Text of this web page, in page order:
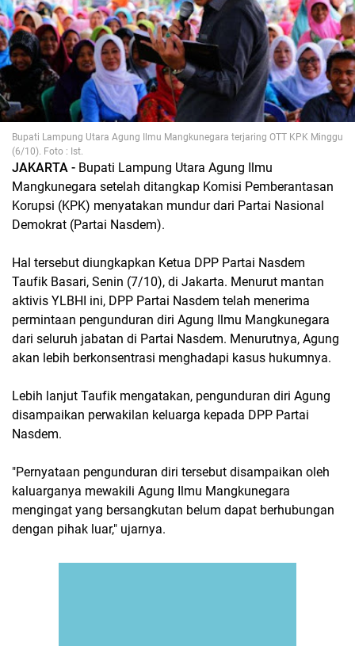
Bupati Lampung Utara Agung Ilmu Mangkunegara terjaring OTT KPK Minggu
(6/10). Foto : Ist.
JAKARTA - Bupati Lampung Utara Agung Ilmu
Mangkunegara setelah ditangkap Komisi Pemberantasan
Korupsi (KPK) menyatakan mundur dari Partai Nasional
Demokrat (Partai Nasdem).
Hal tersebut diungkapkan Ketua DPP Partai Nasdem
Taufik Basari, Senin (7/10), di Jakarta. Menurut mantan
aktivis YLBHI ini, DPP Partai Nasdem telah menerima
permintaan pengunduran diri Agung Ilmu Mangkunegara
dari seluruh jabatan di Partai Nasdem. Menurutnya, Agung
akan lebih berkonsentrasi menghadapi kasus hukumnya.
Lebih lanjut Taufik mengatakan, pengunduran diri Agung
disampaikan perwakilan keluarga kepada DPP Partai
Nasdem.
"Pernyataan pengunduran diri tersebut disampaikan oleh
kaluarganya mewakili Agung Ilmu Mangkunegara
mengingat yang bersangkutan belum dapat berhubungan
dengan pihak luar," ujarnya.